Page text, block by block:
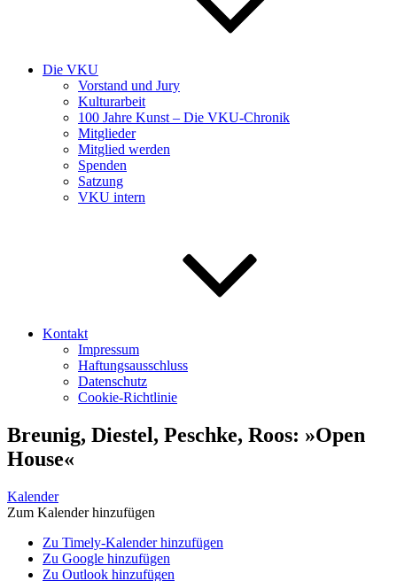
Die VKU
Vorstand und Jury
Kulturarbeit
100 Jahre Kunst – Die VKU-Chronik
Mitglieder
Mitglied werden
Spenden
Satzung
VKU intern
Kontakt
Impressum
Haftungsausschluss
Datenschutz
Cookie-Richtlinie
Breunig, Diestel, Peschke, Roos: »Open
House«
Kalender
Zum Kalender hinzufügen
Zu Timely-Kalender hinzufügen
Zu Google hinzufügen
Zu Outlook hinzufügen